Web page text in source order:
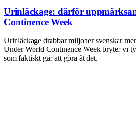
Urinläckage: därför
Continence Week
Urinläckage drabbar miljoner svenskar
Under World Continence Week bryter vi
som faktiskt går att göra åt det.